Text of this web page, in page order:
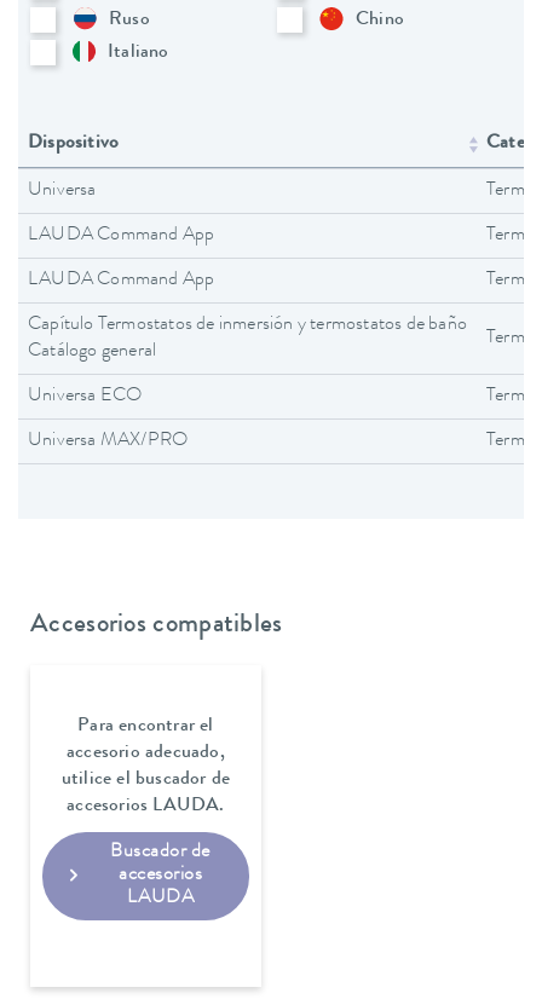
Ruso
Chino
Italiano
Dispositivo
Universa
LAUDA Command App
LAUDA Command App
Capítulo Termostatos de inmersión y termostatos de baño
Catálogo general
Universa ECO
Universa MAX/PRO
Accesorios compatibles
Para encontrar el
accesorio adecuado,
utilice el buscador de
accesorios LAUDA.
Buscador de
accesorios
LAUDA